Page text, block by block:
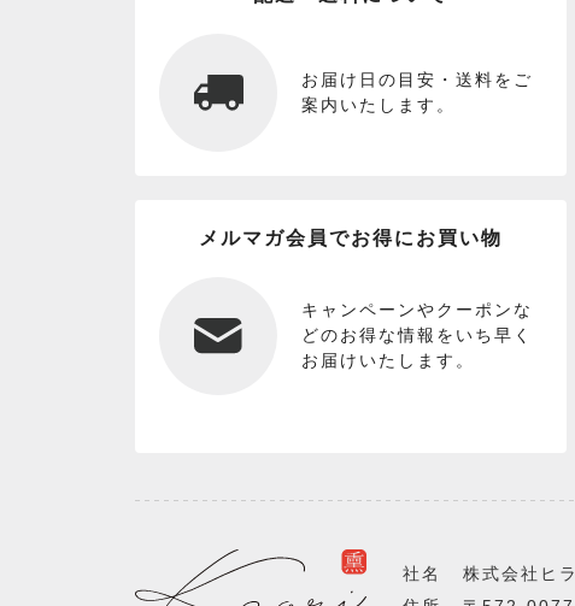
お届け日の目安・送料をご
案内いたします。
メルマガ会員でお得にお買い物
キャンペーンやクーポンな
どのお得な情報をいち早く
お届けいたします。
社名
株式会社ヒ